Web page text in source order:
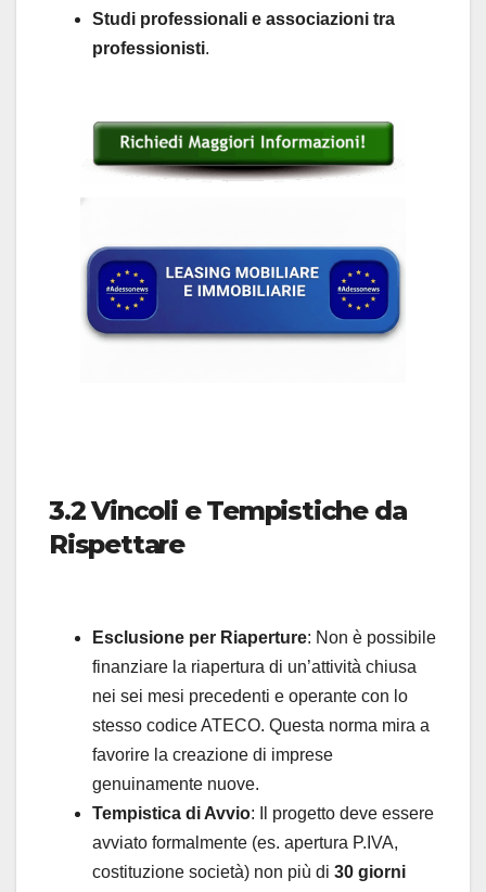
Studi professionali e associazioni tra
professionisti.
3.2 Vincoli e Tempistiche da
Rispettare
Esclusione per Riaperture: Non è possibile
finanziare la riapertura di un’attività chiusa
nei sei mesi precedenti e operante con lo
stesso codice ATECO. Questa norma mira a
favorire la creazione di imprese
genuinamente nuove.
Tempistica di Avvio: Il progetto deve essere
avviato formalmente (es. apertura P.IVA,
costituzione società) non più di 30 giorni